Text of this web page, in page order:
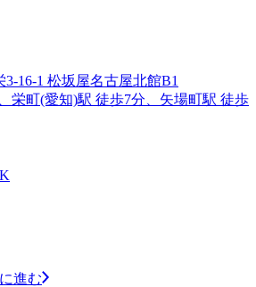
16-1 松坂屋名古屋北館B1
栄町(愛知)駅 徒歩7分、矢場町駅 徒歩
進む